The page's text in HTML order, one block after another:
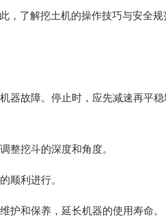
，了解挖土机的操作技巧与安全规
器故障。停止时，应先减速再平稳
整挖斗的深度和角度。
顺利进行。
护和保养，延长机器的使用寿命。